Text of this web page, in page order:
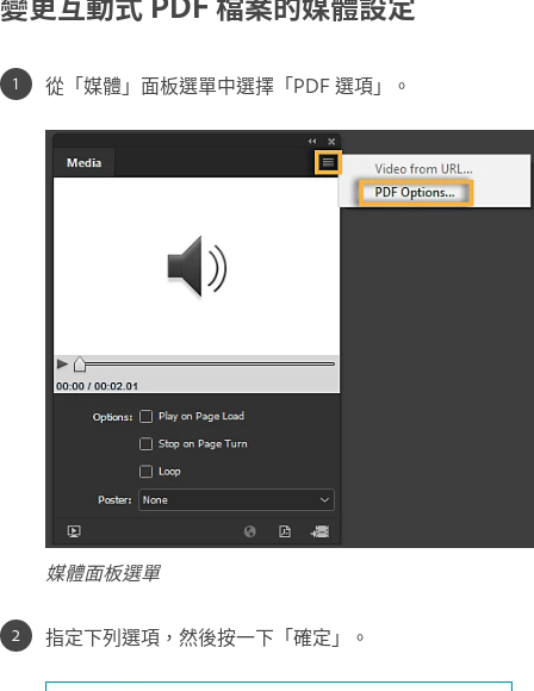
從「媒體」面板選單中選擇「PDF 選項」。
媒體面板選單
指定下列選項，然後按一下「確定」。